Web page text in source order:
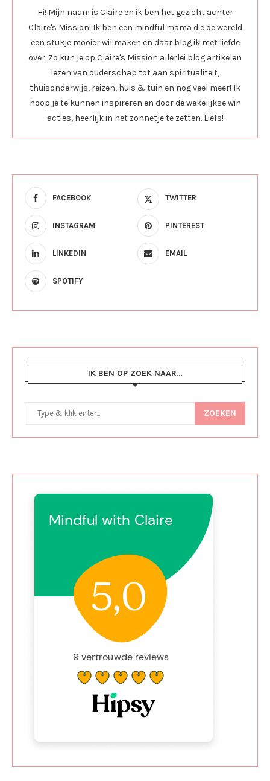
Hi! Mijn naam is Claire en ik ben het gezicht achter
Claire's Mission! Ik ben een mindful mama die de wereld
een stukje mooier wil maken en daar blog ik met liefde
over. Zo kun je op Claire's Mission allerlei blog artikelen
lezen van ouderschap tot aan spiritualiteit,
thuisonderwijs, reizen, huis & tuin en nog veel meer! Ik
hoop je te kunnen inspireren en door de wekelijkse win
acties, heerlijk in het zonnetje te zetten. Liefs!
FACEBOOK TWITTER
INSTAGRAM PINTEREST
LINKEDIN EMAIL
SPOTIFY
IK BEN OP ZOEK NAAR…
ZOEKEN